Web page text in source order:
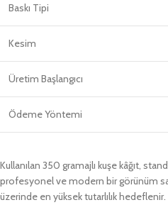
Baskı Tipi
Kesim
Üretim Başlangıcı
Ödeme Yöntemi
Kullanılan 350 gramajlı kuşe kâğıt,
profesyonel ve modern bir görünüm
üzerinde en yüksek tutarlılık